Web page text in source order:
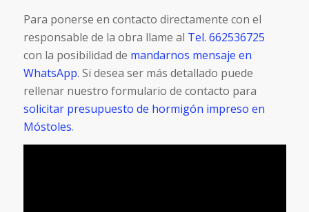
Para ponerse en contacto directamente con el
responsable de la obra llame al Tel. 662536725
con la posibilidad de mandarnos mensaje en
WhatsApp. Si desea ser más detallado puede
rellenar nuestro formulario de contacto para
solicitar presupuesto de hormigón impreso en
Móstoles.